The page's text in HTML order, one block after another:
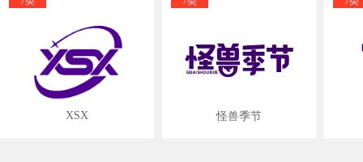
XSX 怪兽季节